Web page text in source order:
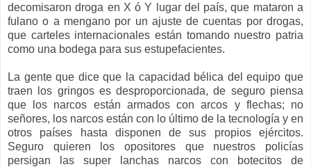
decomisaron droga en X ó Y lugar del país, que mataron a
fulano o a mengano por un ajuste de cuentas por drogas,
que carteles internacionales están tomando nuestro patria
como una bodega para sus estupefacientes.
La gente que dice que la capacidad bélica del equipo que
traen los gringos es desproporcionada, de seguro piensa
que los narcos están armados con arcos y flechas; no
señores, los narcos están con lo último de la tecnología y en
otros países hasta disponen de sus propios ejércitos.
Seguro quieren los opositores que nuestros policías
persigan las super lanchas narcos con botecitos de